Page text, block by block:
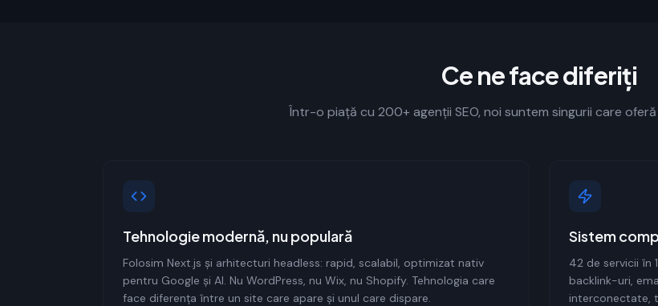
Ce ne face diferiți
Într-o piață cu 200+ agenții SEO, noi suntem singurii care
Tehnologie modernă, nu populară
Folosim Next.js și arhitecturi headless: rapid, scalabil, optimizat nativ
pentru Google și AI. Nu WordPress, nu Wix, nu Shopify. Tehnologia care
face diferența între un site care apare și unul care dispare.
Sistem
42 de servicii în
backlink-uri,
interconectate,